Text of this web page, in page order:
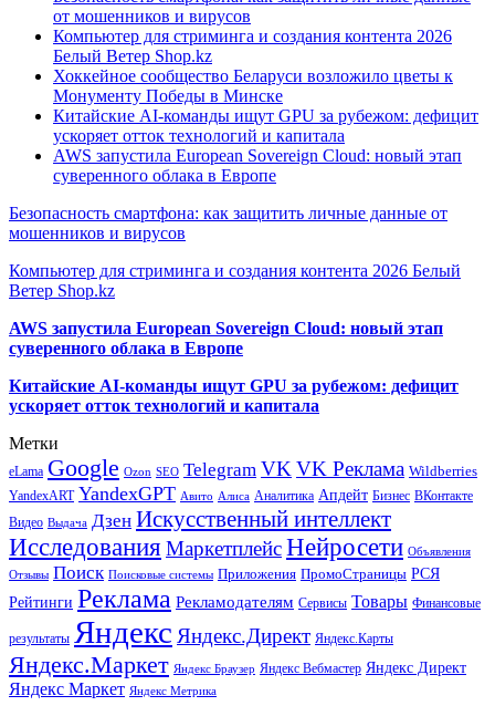
от мошенников и вирусов
Компьютер для стриминга и создания контента 2026
Белый Ветер Shop.kz
Хоккейное сообщество Беларуси возложило цветы к
Монументу Победы в Минске
Китайские AI-команды ищут GPU за рубежом: дефицит
ускоряет отток технологий и капитала
AWS запустила European Sovereign Cloud: новый этап
суверенного облака в Европе
Безопасность смартфона: как защитить личные данные от
мошенников и вирусов
Компьютер для стриминга и создания контента 2026 Белый
Ветер Shop.kz
AWS запустила European Sovereign Cloud: новый этап
суверенного облака в Европе
Китайские AI-команды ищут GPU за рубежом: дефицит
ускоряет отток технологий и капитала
Метки
eLama Google Ozon SEO Telegram VK VK Реклама Wildberries
YandexART YandexGPT Авито Алиса Аналитика Апдейт Бизнес ВКонтакте
Видео Выдача Дзен Искусственный интеллект
Исследования МаркетплейсНейросети Объявления
Отзывы Поиск Поисковые системы Приложения ПромоСтраницы РСЯ
Рейтинги Реклама Рекламодателям Сервисы Товары Финансовые
результаты Яндекс Яндекс.Директ Яндекс.Карты
Яндекс.Маркет Яндекс Браузер Яндекс Вебмастер Яндекс Директ
Яндекс Маркет Яндекс Метрика